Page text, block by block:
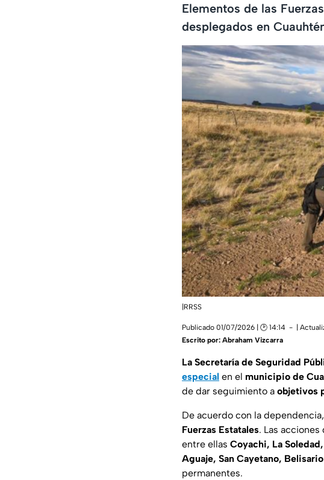
Elementos de las
desplegados en
|RRSS
Publicado 01/07/2026 | 🕑 14:14 |
Escrito por: Abraham Vizcarra
La Secretaría de Seguridad
especial en el municipio de
de dar seguimiento a objetivos
De acuerdo con la
Fuerzas Estatales. Las
entre ellas Coyachi, La
Aguaje, San Cayetano,
permanentes.